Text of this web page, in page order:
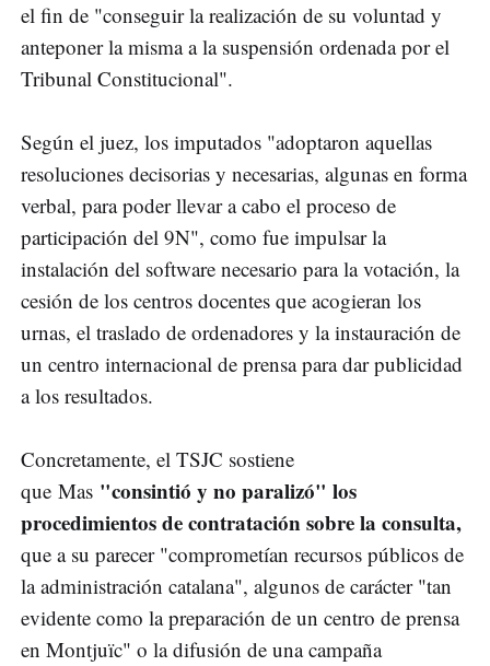
el fin de "conseguir la realización de su voluntad y
anteponer la misma a la suspensión ordenada por el
Tribunal Constitucional".
Según el juez, los imputados "adoptaron aquellas
resoluciones decisorias y necesarias, algunas en forma
verbal, para poder llevar a cabo el proceso de
participación del 9N", como fue impulsar la
instalación del software necesario para la votación, la
cesión de los centros docentes que acogieran los
urnas, el traslado de ordenadores y la instauración de
un centro internacional de prensa para dar publicidad
a los resultados.
Concretamente, el TSJC sostiene
que Mas "consintió y no paralizó" los
procedimientos de contratación sobre la consulta,
que a su parecer "comprometían recursos públicos de
la administración catalana", algunos de carácter "tan
evidente como la preparación de un centro de prensa
en Montjuïc" o la difusión de una campaña